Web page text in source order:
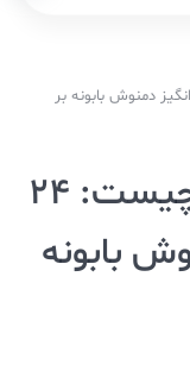
24 فایده اعجاب انگیز دمنوش بابونه بر
خواص دمنوش بابونه چیست: 24
بابونه